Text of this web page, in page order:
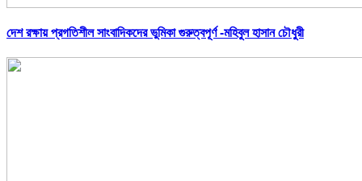
দেশ রক্ষায় প্রগতিশীল সাংবাদিকদের ভুমিকা গুরুত্বপূর্ণ -মহিবুল হাসান চৌধুরী